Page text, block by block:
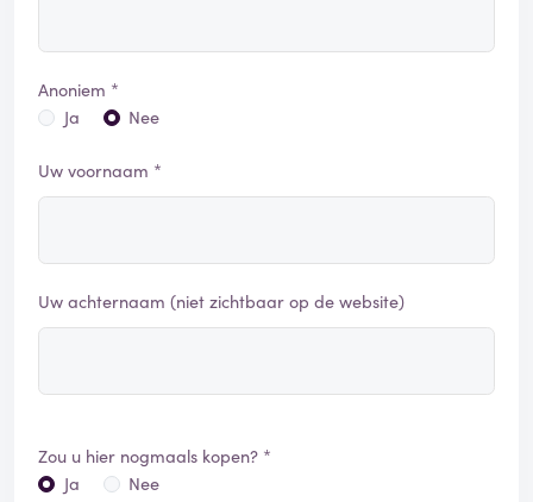
Anoniem *
Ja
Nee
Uw voornaam *
Uw achternaam (niet zichtbaar op de website)
Zou u hier nogmaals kopen? *
Ja
Nee